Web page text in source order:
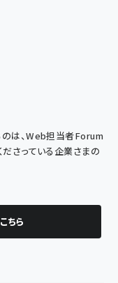
は、Web担当者Forum
さっている企業さまの
ちら